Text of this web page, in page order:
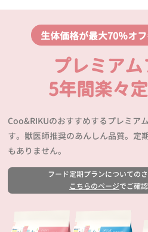
生体価格が最大70％オフ
プレミア
5年間楽々
Coo&RIKUのおすすめするプレミア
す。獣医師推奨のあんしん品質。定
もありません。
フード定期プランについての
こちらのページでご確